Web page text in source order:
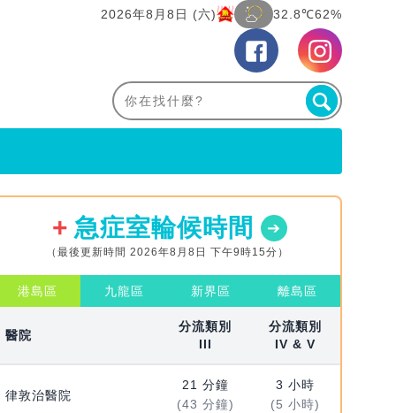
2026年8月8日 (六) 32.8℃62%
急症室輪候時間
（最後更新時間 2026年8月8日 下午9時15分）
港島區 九龍區 新界區 離島區
醫院
分流類別
III
分流類別
IV & V
律敦治醫院
21 分鐘
(43 分鐘)
3 小時
(5 小時)